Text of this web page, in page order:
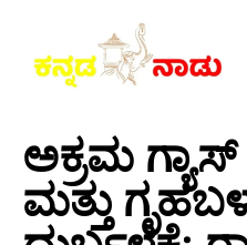
ಅಕ್ರಮ
ಮತ್ತು